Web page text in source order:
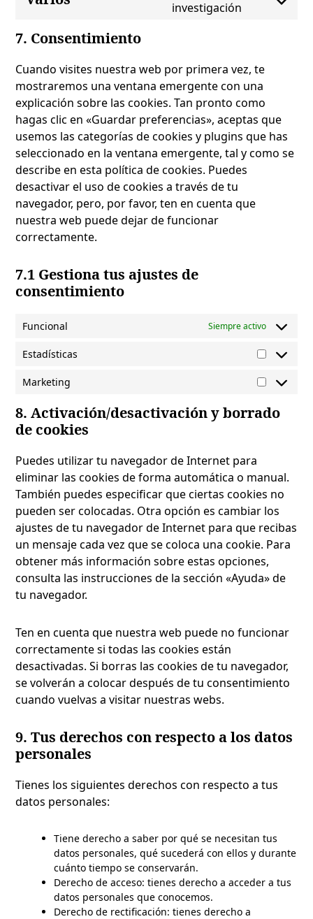
visual-
investigación
Consent
7. Consentimiento
Cuando visites nuestra web por primera vez, te
mostraremos una ventana emergente con una
explicación sobre las cookies. Tan pronto como
hagas clic en «Guardar preferencias», aceptas que
usemos las categorías de cookies y plugins que has
seleccionado en la ventana emergente, tal y como se
describe en esta política de cookies. Puedes
desactivar el uso de cookies a través de tu
navegador, pero, por favor, ten en cuenta que
nuestra web puede dejar de funcionar
correctamente.
7.1 Gestiona tus ajustes de
consentimiento
Funcional Siempre activo
Estadísticas
Marketing
8. Activación/desactivación y borrado
de cookies
Puedes utilizar tu navegador de Internet para
eliminar las cookies de forma automática o manual.
También puedes especificar que ciertas cookies no
pueden ser colocadas. Otra opción es cambiar los
ajustes de tu navegador de Internet para que recibas
un mensaje cada vez que se coloca una cookie. Para
obtener más información sobre estas opciones,
consulta las instrucciones de la sección «Ayuda» de
tu navegador.
Ten en cuenta que nuestra web puede no funcionar
correctamente si todas las cookies están
desactivadas. Si borras las cookies de tu navegador,
se volverán a colocar después de tu consentimiento
cuando vuelvas a visitar nuestras webs.
9. Tus derechos con respecto a los datos
personales
Tienes los siguientes derechos con respecto a tus
datos personales:
Tiene derecho a saber por qué se necesitan tus
datos personales, qué sucederá con ellos y durante
cuánto tiempo se conservarán.
Derecho de acceso: tienes derecho a acceder a tus
datos personales que conocemos.
Derecho de rectificación: tienes derecho a